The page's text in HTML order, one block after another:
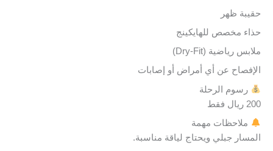
حقيبة ظهر
حذاء مخصص للهايكينج
ملابس رياضية (Dry-Fit)
الإفصاح عن أي أمراض أو إصابات
رسوم الرحلة
200 ريال فقط
ملاحظات مهمة
المسار جبلي ويحتاج لياقة مناسبة.